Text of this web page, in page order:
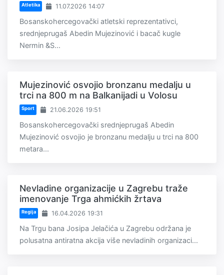
Atletika 11.07.2026 14:07
Bosanskohercegovački atletski reprezentativci,
srednjeprugaš Abedin Mujezinović i bacač kugle
Nermin &S...
Mujezinović osvojio bronzanu medalju u
trci na 800 m na Balkanijadi u Volosu
Sport 21.06.2026 19:51
Bosanskohercegovački srednjeprugaš Abedin
Mujezinović osvojio je bronzanu medalju u trci na 800
metara...
Nevladine organizacije u Zagrebu traže
imenovanje Trga ahmićkih žrtava
Regija 16.04.2026 19:31
Na Trgu bana Josipa Jelačića u Zagrebu održana je
polusatna antiratna akcija više nevladinih organizaci...